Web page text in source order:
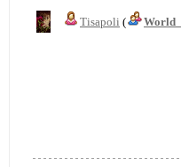
Tisapoli (